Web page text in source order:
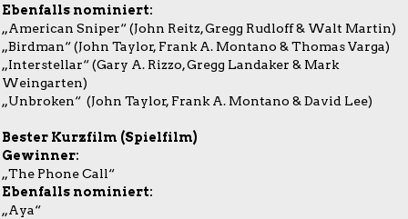
Ebenfalls nominiert:
„American Sniper“ (John Reitz, Gregg Rudloff & Walt Martin)
„Birdman“ (John Taylor, Frank A. Montano & Thomas Varga)
„Interstellar“ (Gary A. Rizzo, Gregg Landaker & Mark
Weingarten)
„Unbroken“ (John Taylor, Frank A. Montano & David Lee)
Bester Kurzfilm (Spielfilm)
Gewinner:
„The Phone Call“
Ebenfalls nominiert:
„Aya“